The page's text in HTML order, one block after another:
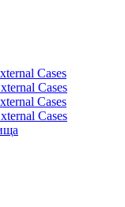
Cases
Cases
Cases
Cases